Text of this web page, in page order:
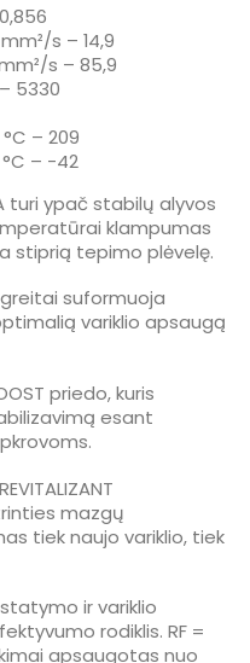
s – 14,9
s – 85,9
5330
– 209
– -42
turi ypač stabilų alyvos
klampumas
stiprią tepimo plėvelę.
suformuoja
variklio apsaugą
priedo, kuris
esant
mazgų
tiek naujo variklio, tiek
ir variklio
rodiklis. RF =
apsaugotas nuo